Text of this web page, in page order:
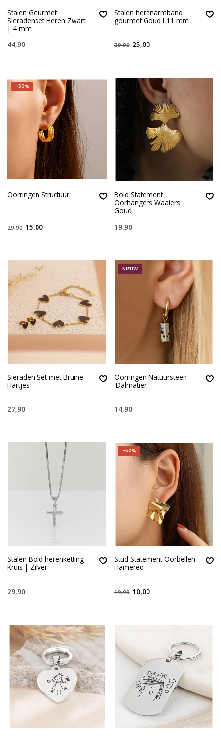
Stalen Gourmet
Sieradenset Heren Zwart
| 4 mm
44,90
Stalen herenarmband
gourmet Goud I 11 mm
39,90 25,00
-50%
Oorringen Structuur
29,90 15,00
Bold Statement
Oorhangers Waaiers
Goud
19,90
Sieraden Set met Bruine
Hartjes
27,90
NIEUW
Oorringen Natuursteen
'Dalmatiër'
14,90
Stalen Bold herenketting
Kruis | Zilver
29,90
-50%
Stud Statement Oorbellen
Hamered
19,90 10,00